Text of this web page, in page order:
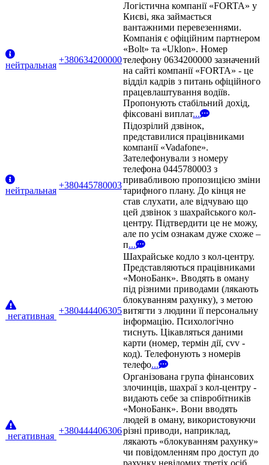
нейтральная
+380634200000
Логістична компанії «FORTA» у
Києві, яка займається
вантажними перевезеннями.
Компанія є офіційним партнером
«Bolt» та «Uklon». Номер
телефону 0634200000 зазначений
на сайті компанії «FORTA» - це
відділ кадрів з питань офіційного
працевлаштування водіїв.
Пропонують стабільний дохід,
фіксовані виплат...
нейтральная
+380445780003
Підозрілий дзвінок,
представилися працівниками
компанії «Vadafone».
Зателефонували з номеру
телефона 0445780003 з
привабливою пропозицією зміни
тарифного плану. До кінця не
став слухати, але відчуваю що
цей дзвінок з шахрайського кол-
центру. Підтвердити це не можу,
але по усім ознакам дуже схоже –
п...
негативная
+380444406305
Шахрайське кодло з кол-центру.
Представляються працівниками
«МоноБанк». Вводять в оману
під різними приводами (лякають
блокуванням рахунку), з метою
витягти з людини її персональну
інформацію. Психологічно
тиснуть. Цікавляться даними
карти (номер, термін дії, cvv -
код). Телефонують з номерів
телефо...
негативная
+380444406306
Організована група фінансових
злочинців, шахраї з кол-центру -
видають себе за співробітників
«МоноБанк». Вони вводять
людей в оману, використовуючи
різні приводи, наприклад,
лякають «блокуванням рахунку»
чи повідомленням про доступ до